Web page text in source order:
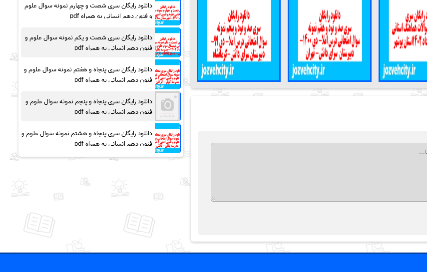
دانلود رایگان سری شصت و چهارم نمونه سوال علوم
و فنون دهم انسانی به همراه pdf
دانلود رایگان سری شصت و یکم نمونه سوال علوم و
فنون دهم انسانی به همراه pdf
دانلود رایگان سری پنجاه و هفتم نمونه سوال علوم و
فنون دهم انسانی به همراه pdf
دانلود رایگان سری پنجاه و پنجم نمونه سوال علوم و
فنون دهم انسانی به همراه pdf
دانلود رایگان سری پنجاه و هشتم نمونه سوال علوم و
فنون دهم انسانی به همراه pdf